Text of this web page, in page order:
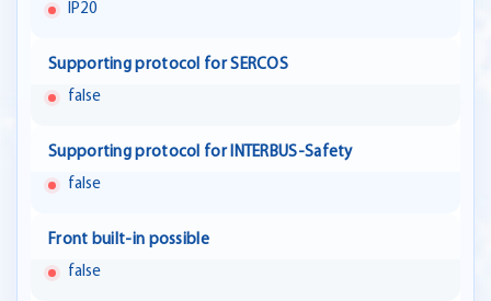
IP20
Supporting protocol for SERCOS
false
Supporting protocol for INTERBUS-Safety
false
Front built-in possible
false